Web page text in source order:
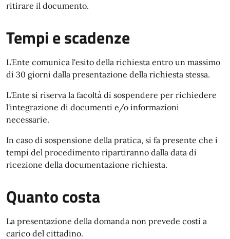
ritirare il documento.
Tempi e scadenze
L'Ente comunica l'esito della richiesta entro un massimo
di 30 giorni dalla presentazione della richiesta stessa.
L'Ente si riserva la facoltà di sospendere per richiedere
l'integrazione di documenti e/o informazioni
necessarie.
In caso di sospensione della pratica, si fa presente che i
tempi del procedimento ripartiranno dalla data di
ricezione della documentazione richiesta.
Quanto costa
La presentazione della domanda non prevede costi a
carico del cittadino.